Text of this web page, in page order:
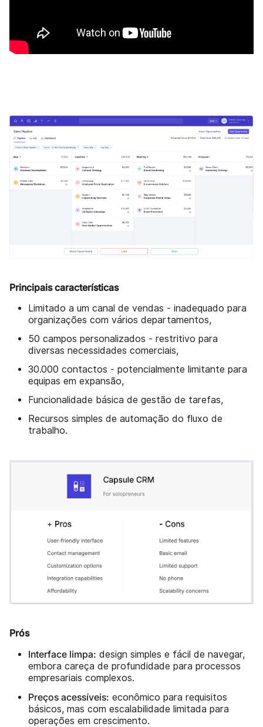
Principais características
Limitado a um canal de vendas - inadequado para
organizações com vários departamentos,
50 campos personalizados - restritivo para
diversas necessidades comerciais,
30.000 contactos - potencialmente limitante para
equipas em expansão,
Funcionalidade básica de gestão de tarefas,
Recursos simples de automação do fluxo de
trabalho.
Prós
Interface limpa: design simples e fácil de navegar,
embora careça de profundidade para processos
empresariais complexos.
Preços acessíveis: econômico para requisitos
básicos, mas com escalabilidade limitada para
operações em crescimento.